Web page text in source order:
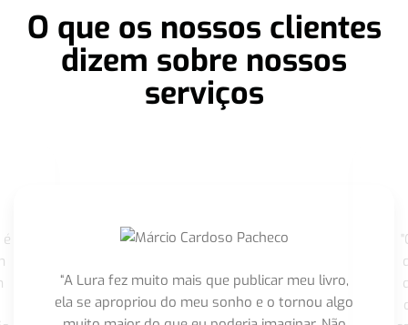
O que os nossos clientes
dizem sobre nossos
serviços
“A Lura fez muito mais que publicar meu livro,
ela se apropriou do meu sonho e o tornou algo